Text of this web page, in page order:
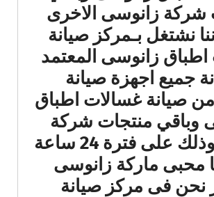
شركة زانوسى الاخرى
نشتغل بـمركز صيانة
زانوسى المعتمد
جميع اجهزة صيانة
صيانة غسالات اطباق
وباقي منتجات شركة
زانوسى وذلك على فترة 24 ساعة
محبى ماركة زانوسى
نحن فى مركز صيانة